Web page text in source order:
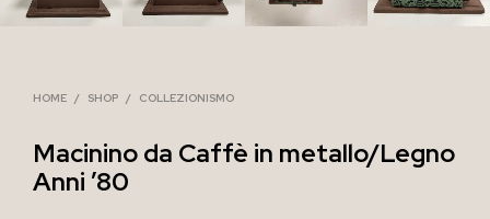
HOME / SHOP / COLLEZIONISMO
Macinino da Caffè in metallo/Legno
Anni ’80